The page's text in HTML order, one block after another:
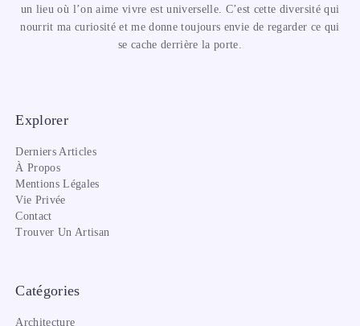
un lieu où l’on aime vivre est universelle. C’est cette diversité qui
nourrit ma curiosité et me donne toujours envie de regarder ce qui
se cache derrière la porte.
Explorer
Derniers Articles
À Propos
Mentions Légales
Vie Privée
Contact
Trouver Un Artisan
Catégories
Architecture